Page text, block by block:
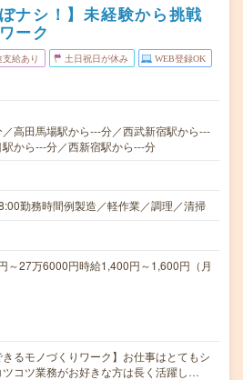
ナシ！】未経験から挑戦
ーク
給あり 土日祝日が休み WEB登録OK
高田馬場駅から---分／西武新宿駅から---
から---分／西新宿駅から---分
勤務時間例製造／軽作業／調理／清掃
～27万6000円時給1,400円～1,600円（月
きるモノづくりワーク】お仕事はとてもシ
ツコツ業務がお好きな方は長く活躍し…